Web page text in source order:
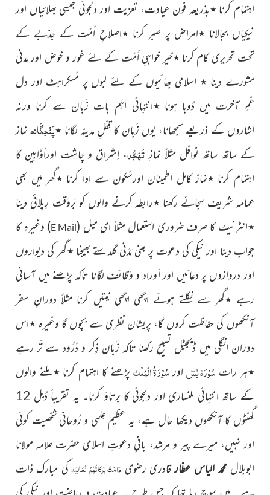
اہتمام کرنا ٭بذریعہ فون عیادت، تعزیت اور دلجوئی جیسی بھلائیاں اور
نیکیاں بجالانا ٭امراض پر صبر کرنا ٭اصلاحِ اُمّت کے جذبے کے
تحت تحریری کام کرنا ٭خیر خواہیِ اُمّت کے لئے غور و خوض اور مدنی
مشورے دینا ٭ اسلامی بھائیوں کے لئے لبوں پر مُسکراہٹ اور دل
غمِ آخرت میں ڈوبا ہونا ٭انتہائی اَہَم بات زَبان سے کرنا ورنہ
اشاروں کے ذریعے سمجھانا، یوں زَبان کا قفلِ مدینہ لگانا ٭پَنْجگَانہنماز
کے ساتھ ساتھ نوافل مثلاً نمازِ تَہَجُّد، اِشراق و چاشت اوراَوَّابِین کا
اہتمام کرنا ٭نماز کامل اطمینان اورسُکون سے ادا کرنا ٭گھر میں بھی
عمامہ شریف سجائے رکھنا ٭رابطہ کرنے والوں کو بَروَقت رِپلائی دینا
٭انٹرنیٹ کا صرف ضروری استعمال مثلاً ای میل (E Mail) وغیرہ کا
جواب دینا اور نیکی کی دعوت پر مبنی مَدَنی گلدستے بھیجنا ٭گھر کی دیواروں
اور دروازوں پر دعائیں اور ا َوراد و وَظائف لگانا تاکہ پڑھنے میں آسانی
رہے ٭گھر سے نکلتے ہوئے اچھی اچھی نیتیں کرنا مثلاً دورانِ سفر
آنکھوں کی حفاظت کروں گا، پریشان نظری سے بچوں گا وغیرہ ٭اس
دوران انگلی میں ڈیجیٹل تسبیح رکھنا تاکہ زَبان ذِکر و دُرُود سے تَر رہے
٭ہر رات سُوْرَۂ یٰسٓاور سُوْرَۃُ الْمُلْک پڑھنے کا اہتمام کرنا ٭ملنے والوں
کے ساتھ انتہائی ملنساری اور دلجوئی کا برتاؤ کرنا۔ یہ تقریباً ڈبل 12
گھنٹوں کا آنکھوں دیکھا حال ہے، یہ عظیم عِلمی و رُوحانی شخصیت کوئی
اور نہیں، میرے پیر و مرشد، بانیِ دعوتِ اسلامی حضرت علامہ مولانا
ابوبلالمحمد الیاس عطّارقادری رضوی دَامَتْ بَرَکاتُہُمُ الْعَالِیَہ کی مبارک ذات
ہے۔ میں سوچ رہا تھا کہ جس طرح یہ عبادت و ریاضت اور نیکی کی